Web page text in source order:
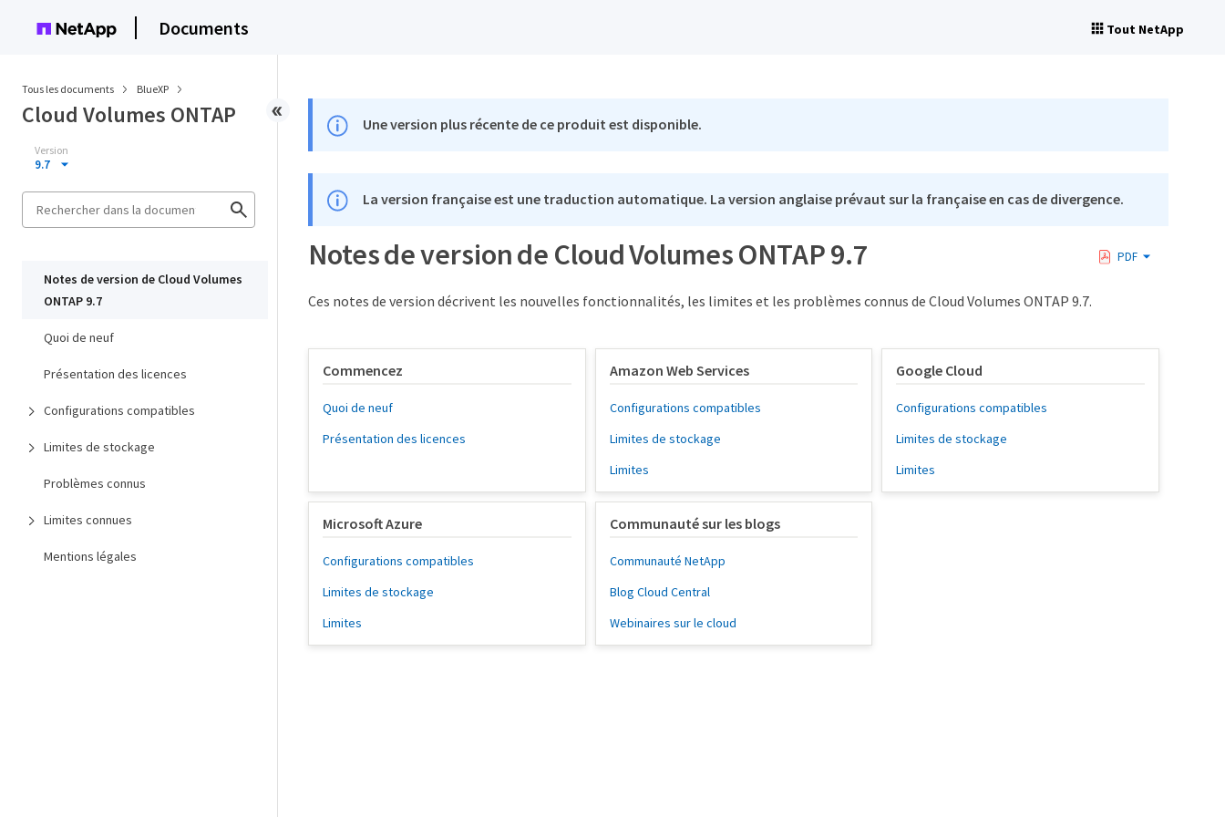
Documents Tout NetApp
Tous les documents BlueXP
Cloud Volumes ONTAP
Version
9.7
Notes de version de Cloud Volumes
ONTAP 9.7
Quoi de neuf
Présentation des licences
Configurations compatibles
Limites de stockage
Problèmes connus
Limites connues
Mentions légales
Une version plus récente de ce produit est disponible.
La version française est une traduction automatique. La version anglaise prévaut sur la française en cas de divergence.
Notes de version de Cloud Volumes ONTAP 9.7 PDF
Ces notes de version décrivent les nouvelles fonctionnalités, les limites et les problèmes connus de Cloud Volumes ONTAP 9.7.
Commencez
Quoi de neuf
Présentation des licences
Amazon Web Services
Configurations compatibles
Limites de stockage
Limites
Google Cloud
Configurations compatibles
Limites de stockage
Limites
Microsoft Azure
Configurations compatibles
Limites de stockage
Limites
Communauté sur les blogs
Communauté NetApp
Blog Cloud Central
Webinaires sur le cloud